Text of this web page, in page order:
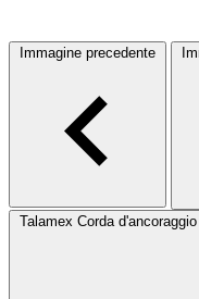
Immagine precedente
Talamex Corda